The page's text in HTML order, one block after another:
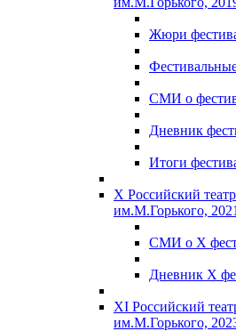
Жюри
СМИ о
Дневник
Итоги
X Российский
им.М.Горького,
СМИ о X
Дневник X
XI Российский
им.М.Горького,